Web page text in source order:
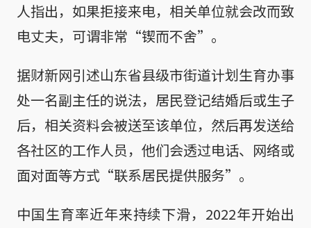
人指出，如果拒接来电，相关单位就会改而致
电丈夫，可谓非常“锲而不舍”。
据财新网引述山东省县级市街道计划生育办事
处一名副主任的说法，居民登记结婚后或生子
后，相关资料会被送至该单位，然后再发送给
各社区的工作人员，他们会透过电话、网络或
面对面等方式“联系居民提供服务”。
中国生育率近年来持续下滑，2022年开始出